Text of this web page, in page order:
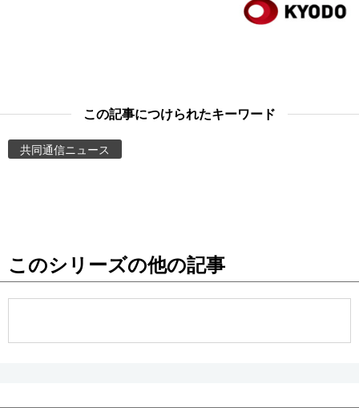
Images
People
公式SNS
この記事につけられたキーワード
共同通信ニュース
このシリーズの他の記事